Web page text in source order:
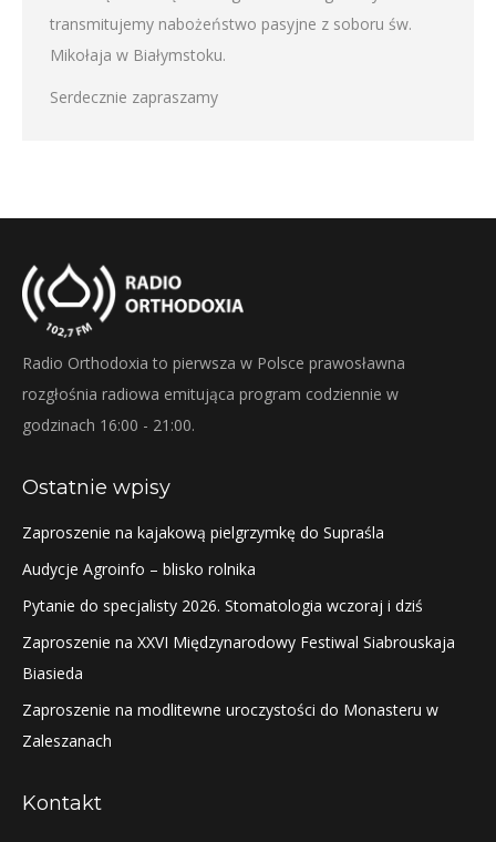
transmitujemy nabożeństwo pasyjne z soboru św.
Mikołaja w Białymstoku.
Serdecznie zapraszamy
Radio Orthodoxia to pierwsza w Polsce prawosławna
rozgłośnia radiowa emitująca program codziennie w
godzinach 16:00 - 21:00.
Ostatnie wpisy
Zaproszenie na kajakową pielgrzymkę do Supraśla
Audycje Agroinfo – blisko rolnika
Pytanie do specjalisty 2026. Stomatologia wczoraj i dziś
Zaproszenie na XXVI Międzynarodowy Festiwal Siabrouskaja
Biasieda
Zaproszenie na modlitewne uroczystości do Monasteru w
Zaleszanach
Kontakt